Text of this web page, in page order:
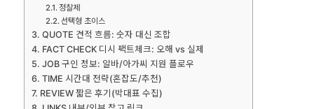
정찰제
선택형 초이스
QUOTE 견적 흐름: 숫자 대신 조합
FACT CHECK 디시 팩트체크: 오해 vs 실제
JOB 구인 정보: 알바/아가씨 지원 플로우
TIME 시간대 전략(혼잡도/추천)
REVIEW 짧은 후기(박대표 수집)